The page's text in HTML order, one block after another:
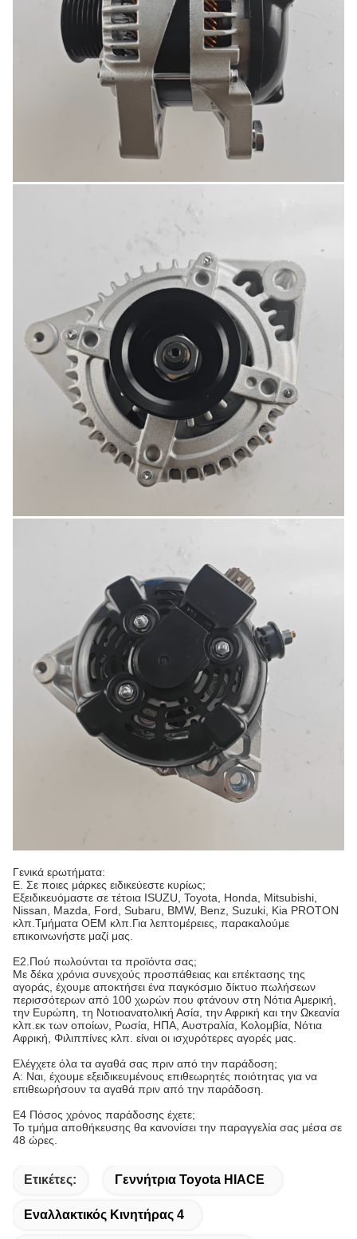
Γενικά ερωτήματα:
Ε. Σε ποιες μάρκες ειδικεύεστε κυρίως;
Εξειδικευόμαστε σε τέτοια ISUZU, Toyota, Honda, Mitsubishi,
Nissan, Mazda, Ford, Subaru, BMW, Benz, Suzuki, Kia PROTON
κλπ.Τμήματα OEM κλπ.Για λεπτομέρειες, παρακαλούμε
επικοινωνήστε μαζί μας.
Ε2.Πού πωλούνται τα προϊόντα σας;
Με δέκα χρόνια συνεχούς προσπάθειας και επέκτασης της
αγοράς, έχουμε αποκτήσει ένα παγκόσμιο δίκτυο πωλήσεων
περισσότερων από 100 χωρών που φτάνουν στη Νότια Αμερική,
την Ευρώπη, τη Νοτιοανατολική Ασία, την Αφρική και την Ωκεανία
κλπ.εκ των οποίων, Ρωσία, ΗΠΑ, Αυστραλία, Κολομβία, Νότια
Αφρική, Φιλιππίνες κλπ. είναι οι ισχυρότερες αγορές μας.
Ελέγχετε όλα τα αγαθά σας πριν από την παράδοση;
Α: Ναι, έχουμε εξειδικευμένους επιθεωρητές ποιότητας για να
επιθεωρήσουν τα αγαθά πριν από την παράδοση.
Ε4 Πόσος χρόνος παράδοσης έχετε;
Το τμήμα αποθήκευσης θα κανονίσει την παραγγελία σας μέσα σε
48 ώρες.
Ετικέτες: Γεννήτρια Toyota HIACE
Εναλλακτικός Κινητήρας 4